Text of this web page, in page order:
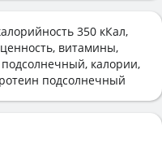
350 кКал,
витамины,
калории,
подсолнечный